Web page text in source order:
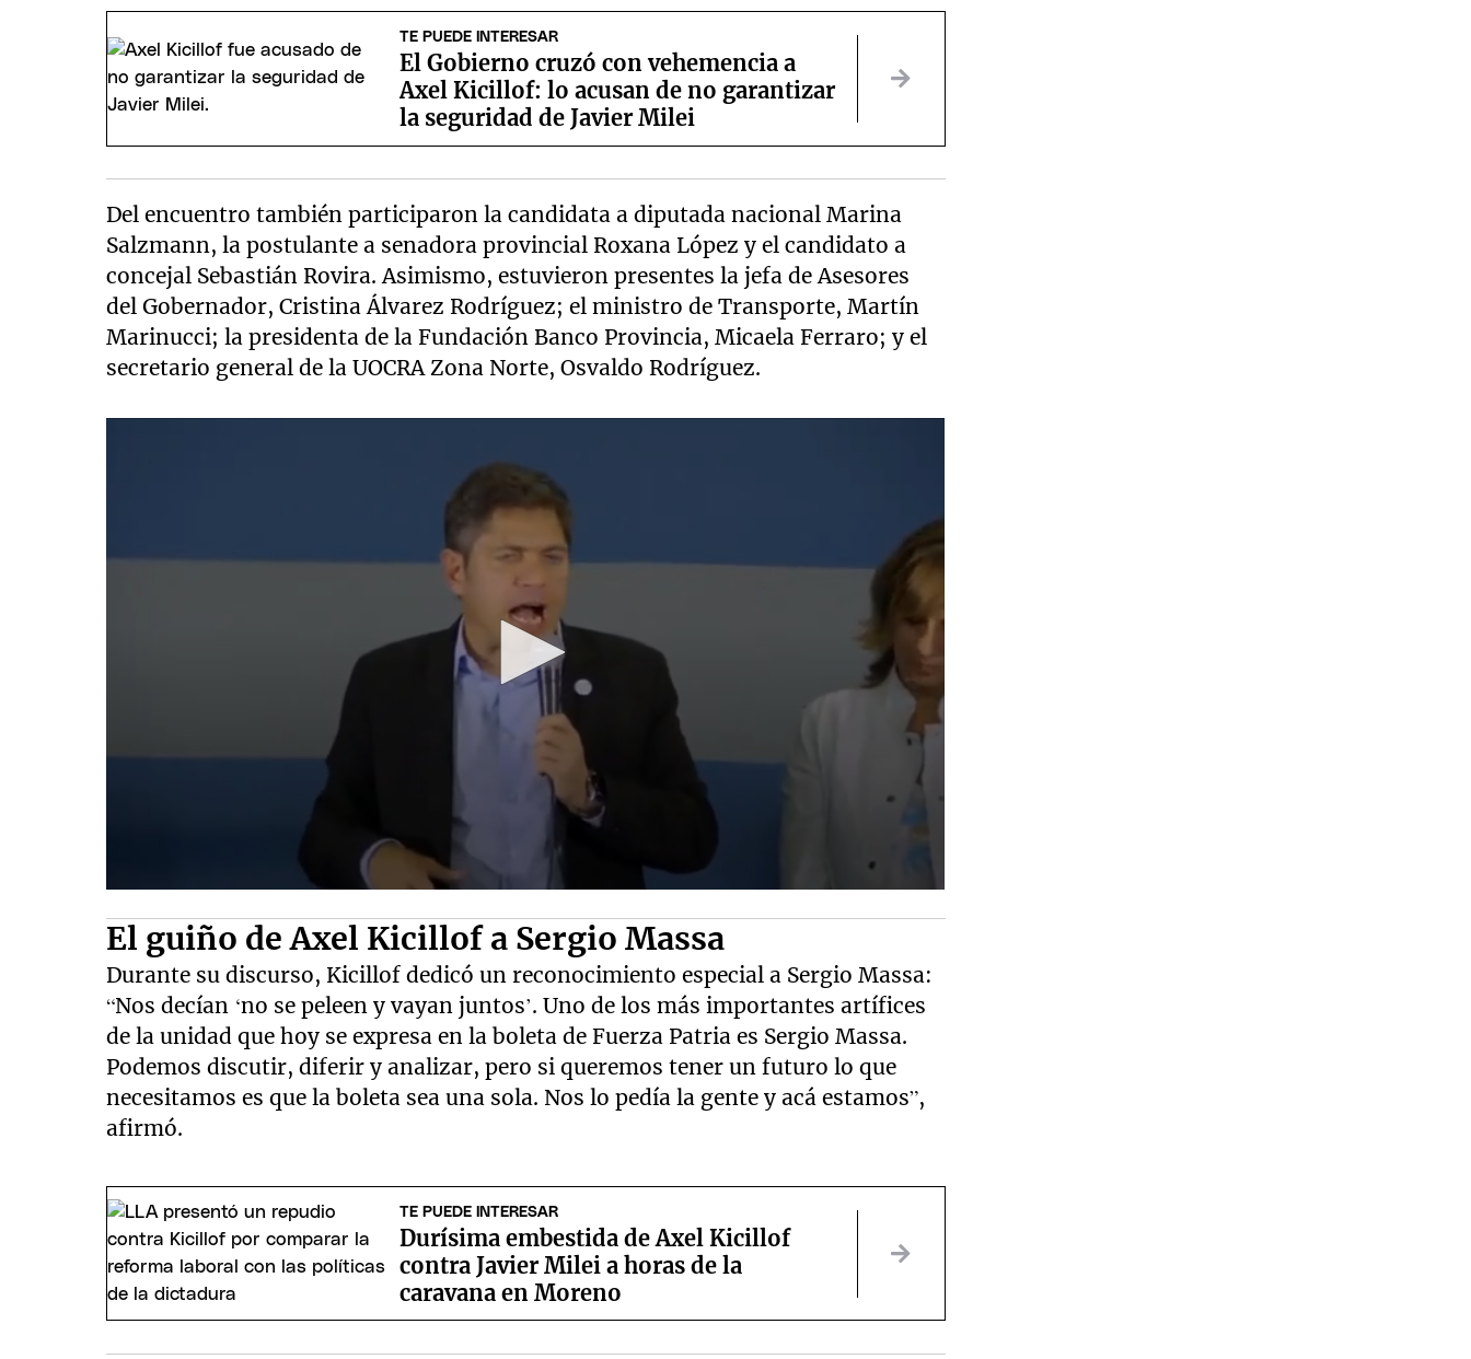
TE PUEDE INTERESAR
El Gobierno cruzó con vehemencia a
Axel Kicillof: lo acusan de no garantizar
la seguridad de Javier Milei
Del encuentro también participaron la candidata a diputada nacional Marina
Salzmann, la postulante a senadora provincial Roxana López y el candidato a
concejal Sebastián Rovira. Asimismo, estuvieron presentes la jefa de Asesores
del Gobernador, Cristina Álvarez Rodríguez; el ministro de Transporte, Martín
Marinucci; la presidenta de la Fundación Banco Provincia, Micaela Ferraro; y el
secretario general de la UOCRA Zona Norte, Osvaldo Rodríguez.
El guiño de Axel Kicillof a Sergio Massa
Durante su discurso, Kicillof dedicó un reconocimiento especial a Sergio Massa:
“Nos decían ‘no se peleen y vayan juntos’. Uno de los más importantes artífices
de la unidad que hoy se expresa en la boleta de Fuerza Patria es Sergio Massa.
Podemos discutir, diferir y analizar, pero si queremos tener un futuro lo que
necesitamos es que la boleta sea una sola. Nos lo pedía la gente y acá estamos”,
afirmó.
TE PUEDE INTERESAR
Durísima embestida de Axel Kicillof
contra Javier Milei a horas de la
caravana en Moreno